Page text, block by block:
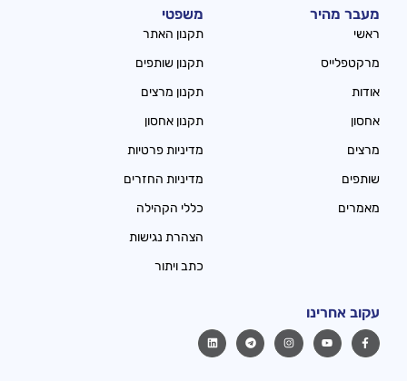
מעבר מהיר
ראשי
מרקטפלייס
אודות
אחסון
מרצים
שותפים
מאמרים
משפטי
תקנון האתר
תקנון שותפים
תקנון מרצים
תקנון אחסון
מדיניות פרטיות
מדיניות החזרים
כללי הקהילה
הצהרת נגישות
כתב ויתור
עקוב אחרינו